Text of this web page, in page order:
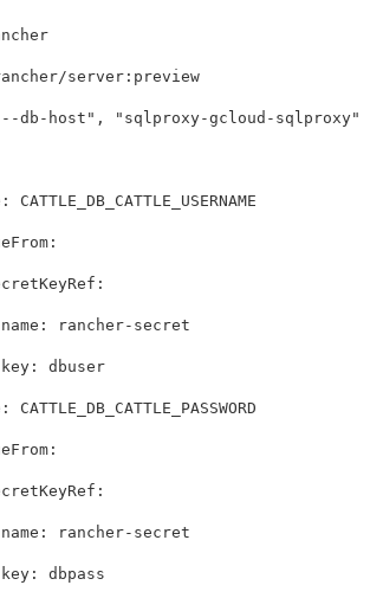
server:preview
--db-host" , " sqlproxy-gcloud-sqlproxy"
: CATTLE_DB_CATTLE_USERNAME
:
:
name : rancher-secret
key : dbuser
: CATTLE_DB_CATTLE_PASSWORD
:
:
name : rancher-secret
key : dbpass